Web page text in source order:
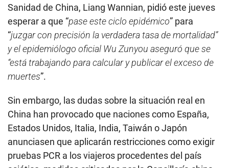
Sanidad de China, Liang Wannian, pidió este jueves
esperar a que “pase este ciclo epidémico” para
“juzgar con precisión la verdadera tasa de mortalidad”
y el epidemiólogo oficial Wu Zunyou aseguró que se
“está trabajando para calcular y publicar el exceso de
muertes”.
Sin embargo, las dudas sobre la situación real en
China han provocado que naciones como España,
Estados Unidos, Italia, India, Taiwán o Japón
anunciasen que aplicarán restricciones como exigir
pruebas PCR a los viajeros procedentes del país